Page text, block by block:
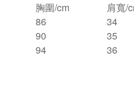
胸圍/cm
肩寬/
86
34
90
35
94 36